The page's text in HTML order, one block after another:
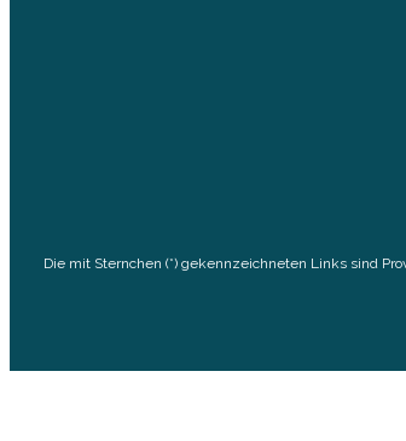
Die mit Sternchen (*) gekennzeichneten Links sind